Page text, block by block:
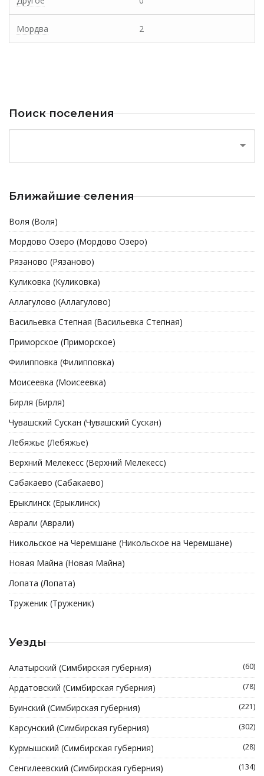
Мордва 2
Поиск поселения
Ближайшие селения
Воля (Воля)
Мордово Озеро (Мордово Озеро)
Рязаново (Рязаново)
Куликовка (Куликовка)
Аллагулово (Аллагулово)
Васильевка Степная (Васильевка Степная)
Приморское (Приморское)
Филипповка (Филипповка)
Моисеевка (Моисеевка)
Бирля (Бирля)
Чувашский Сускан (Чувашский Сускан)
Лебяжье (Лебяжье)
Верхний Мелекесс (Верхний Мелекесс)
Сабакаево (Сабакаево)
Ерыклинск (Ерыклинск)
Аврали (Аврали)
Никольское на Черемшане (Никольское на Черемшане)
Новая Майна (Новая Майна)
Лопата (Лопата)
Труженик (Труженик)
Уезды
Алатырский (Симбирская губерния) (60)
Ардатовский (Симбирская губерния) (78)
Буинский (Симбирская губерния) (221)
Карсунский (Симбирская губерния) (302)
Курмышский (Симбирская губерния) (28)
Сенгилеевский (Симбирская губерния) (134)